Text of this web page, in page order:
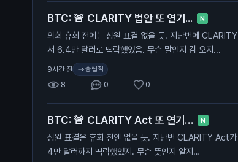
BTC: 🚨 CLARITY 법안 또 연기... N
의회 휴회 전에는 상원 표결 없을 듯. 지난번에
서 6.4만 달러로 떡락했었음. 무슨 말인지 감 오지...
9시간 전 중립적
8 0 0
BTC: 🚨 CLARITY Act 또 연기… N
상원 표결은 휴회 전엔 없을 듯. 지난번 CLARITY Act
4만 달러까지 떡락했었지. 무슨 뜻인지 알지…